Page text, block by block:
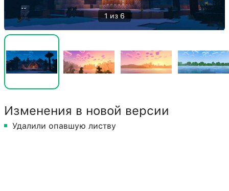
1 из 6
Изменения в новой версии
Удалили опавшую листву